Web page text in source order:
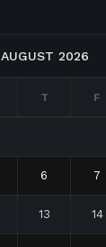
AUGUST 2026
T F
6 7
13 14